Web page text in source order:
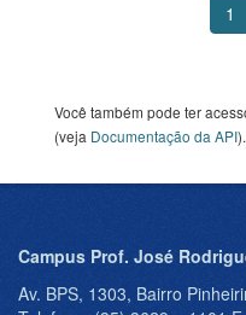
1
Você também pode ter
(veja Documentação da API).
Campus Prof. José
Av. BPS, 1303, Bairro